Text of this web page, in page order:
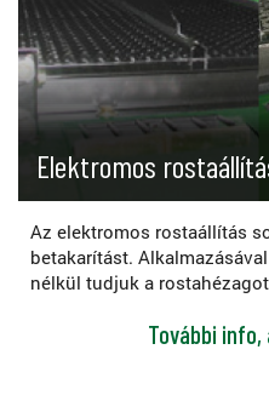
Elektromos
Az elektromos rostaállítás
betakarítást.
nélkül tudjuk a
További